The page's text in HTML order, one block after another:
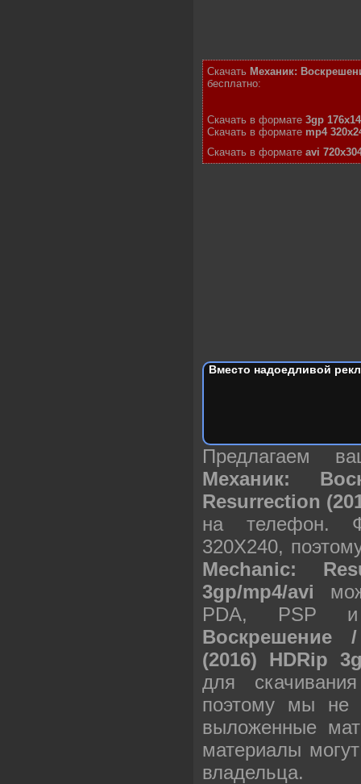
Скачать Механик:
бесплатно:
Скачать в формате 3gp
Скачать в формате mp4
Скачать в формате avi
Вместо надоедливой
Предлагаем
Механик:
Resurrection
на телефон.
320X240,
Mechanic:
3gp/mp4/avi
PDA,
Воскрешение
(2016) HDRip
для
поэтому мы не
выложенные
материалы
владельца.